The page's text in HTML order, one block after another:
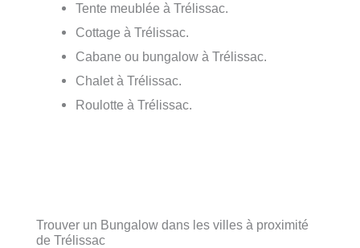
Tente meublée à Trélissac.
Cottage à Trélissac.
Cabane ou bungalow à Trélissac.
Chalet à Trélissac.
Roulotte à Trélissac.
Trouver un Bungalow dans les villes à proximité
de Trélissac